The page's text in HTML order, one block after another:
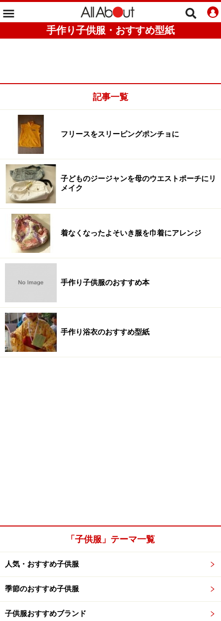
手作り子供服・おすすめ型紙
記事一覧
フリースをスリーピングポンチョに
子どものジージャンを母のウエストポーチにリ
メイク
着なくなったよそいき服を巾着にアレンジ
手作り子供服のおすすめ本
手作り浴衣のおすすめ型紙
「子供服」テーマ一覧
人気・おすすめ子供服
季節のおすすめ子供服
子供服おすすめブランド